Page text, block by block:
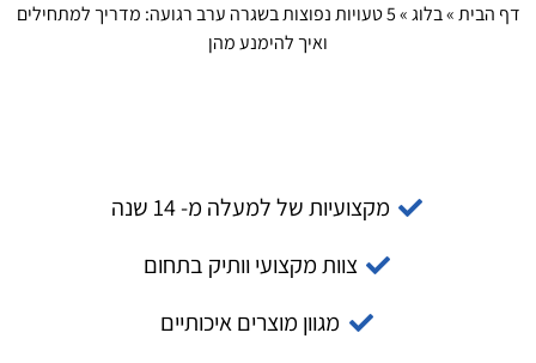
דף הבית»בלוג»
5 טעויות נפוצות בשגרה ערב רגועה: מדריך למתחילים
ואיך להימנע מהן
מקצועיות של למעלה מ- 14 שנה
צוות מקצועי וותיק בתחום
מגוון מוצרים איכותיים